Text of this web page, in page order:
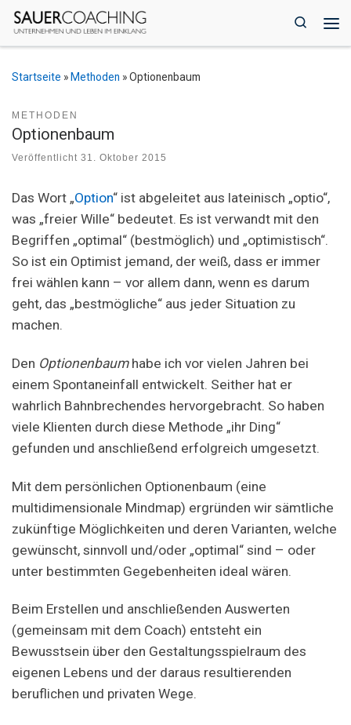
Zum Inhalt springen
Search
Startseite » Methoden »Optionenbaum
METHODEN
Optionenbaum
Veröffentlicht 31. Oktober 2015
Das Wort „Option“ ist abgeleitet aus lateinisch „optio“,
was „freier Wille“ bedeutet. Es ist verwandt mit den
Begriffen „optimal“ (bestmöglich) und „optimistisch“.
So ist ein Optimist jemand, der weiß, dass er immer
frei wählen kann – vor allem dann, wenn es darum
geht, das „bestmögliche“ aus jeder Situation zu
machen.
Den Optionenbaumhabe ich vor vielen Jahren bei
einem Spontaneinfall entwickelt. Seither hat er
wahrlich Bahnbrechendes hervorgebracht. So haben
viele Klienten durch diese Methode „ihr Ding“
gefunden und anschließend erfolgreich umgesetzt.
Mit dem persönlichen Optionenbaum (eine
multidimensionale Mindmap) ergründen wir sämtliche
zukünftige Möglichkeiten und deren Varianten, welche
gewünscht, sinnvoll und/oder „optimal“ sind – oder
unter bestimmten Gegebenheiten ideal wären.
Beim Erstellen und anschließenden Auswerten
(gemeinsam mit dem Coach) entsteht ein
Bewusstsein über den Gestaltungsspielraum des
eigenen Lebens und der daraus resultierenden
beruflichen und privaten Wege.